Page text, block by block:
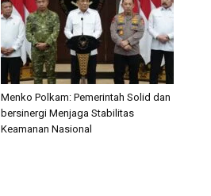
Menko Polkam: Pemerintah Solid dan
bersinergi Menjaga Stabilitas
Keamanan Nasional